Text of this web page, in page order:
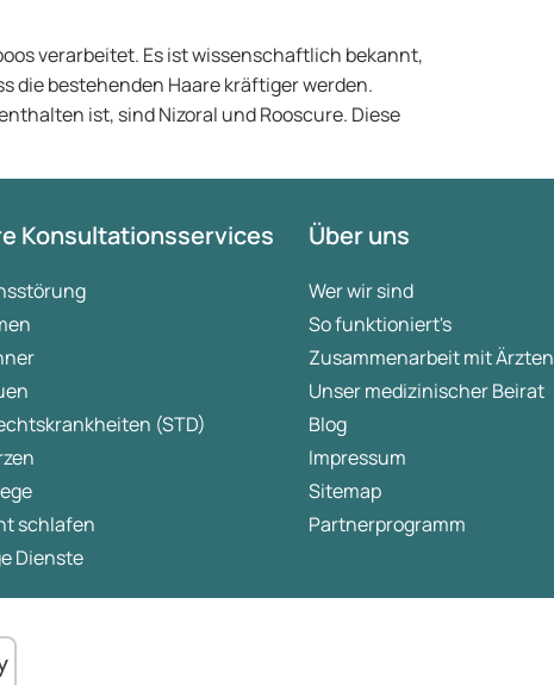
verarbeitet. Es ist wissenschaftlich bekannt,
die bestehenden Haare kräftiger werden.
ist, sind Nizoral und Rooscure. Diese
Konsultationsservices
(STD)
schlafen
Dienste
Über uns
Wer wir sind
So funktioniert's
Zusammenarbeit mit Ärzten
Unser medizinischer Beirat
Blog
Impressum
Sitemap
Partnerprogramm